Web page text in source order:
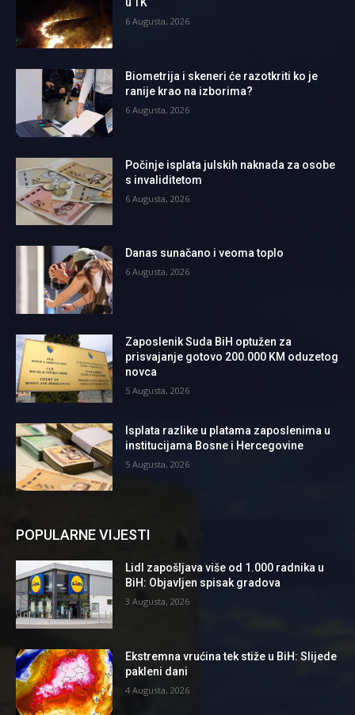
u TK
6 Augusta, 2026
Biometrija i skeneri će razotkriti ko je
ranije krao na izborima?
6 Augusta, 2026
Počinje isplata julskih naknada za osobe
s invaliditetom
6 Augusta, 2026
Danas sunačano i veoma toplo
6 Augusta, 2026
Zaposlenik Suda BiH optužen za
prisvajanje gotovo 200.000 KM oduzetog
novca
5 Augusta, 2026
Isplata razlike u platama zaposlenima u
institucijama Bosne i Hercegovine
5 Augusta, 2026
POPULARNE VIJESTI
Lidl zapošljava više od 1.000 radnika u
BiH: Objavljen spisak gradova
3 Augusta, 2026
Ekstremna vrućina tek stiže u BiH: Slijede
pakleni dani
4 Augusta, 2026